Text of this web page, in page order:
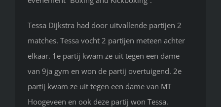
Tessa Dijkstra had door uitvallende partijen 2
matches. Tessa vocht 2 partijen meteen achter
elkaar. 1e partij kwam ze uit tegen een dame
van 9ja gym en won de partij overtuigend. 2e
partij kwam ze uit tegen een dame van MT
Hoogeveen en ook deze partij won Tessa.